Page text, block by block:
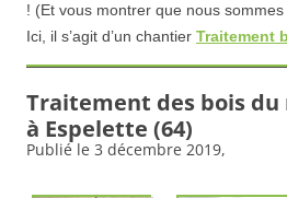
! (Et vous montrer que nous sommes
Ici, il s’agit d’un chantier Traitement
Traitement des bois
à Espelette (64)
Publié le 3 décembre 2019,